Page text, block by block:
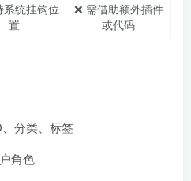
系统挂钩位
置
❌ 需借助额外插件
或代码
分类、标签
角色